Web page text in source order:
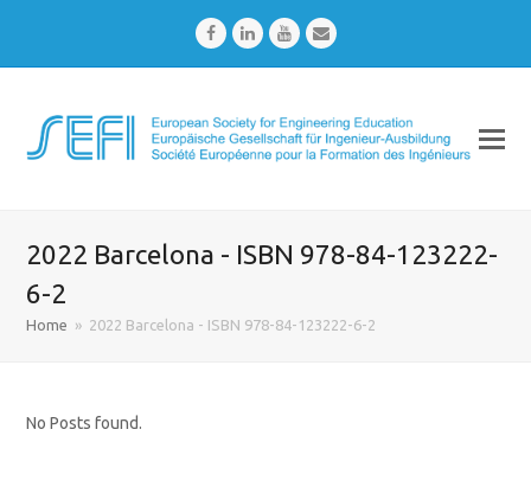
FacebookLinkedInYoutubeEmail
2022 Barcelona - ISBN 978-84-123222-
6-2
Home » 2022 Barcelona - ISBN 978-84-123222-6-2
No Posts found.